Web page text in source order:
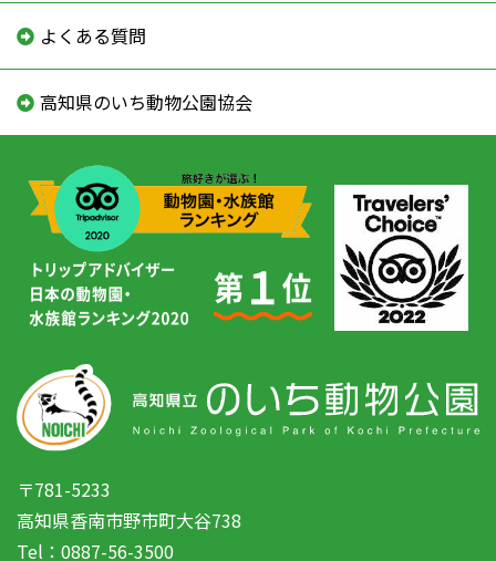
よくある質問
高知県のいち動物公園協会
〒781-5233
高知県香南市野市町大谷738
Tel：0887-56-3500